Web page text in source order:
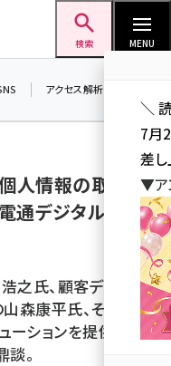
検索 MENU
アクセス解析／データ分析
人情報の取り扱
通デジタルコラ
之氏、顧客データ基
森康平氏、そしてデ
ションを提供する
。
＼
7月
差し
▼ア